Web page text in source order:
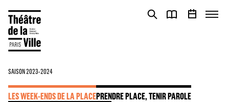
SAISON 2023-2024
LES WEEK-ENDS DE LA PLACEPRENDRE PLACE, TENIR PAROLE